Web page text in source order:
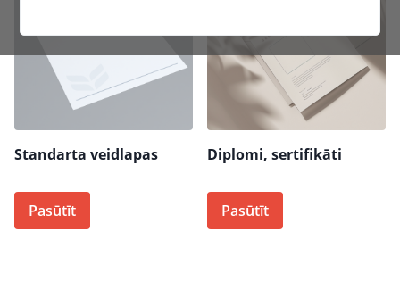
Standarta veidlapas
Pasūtīt
Diplomi, sertifikāti
Pasūtīt